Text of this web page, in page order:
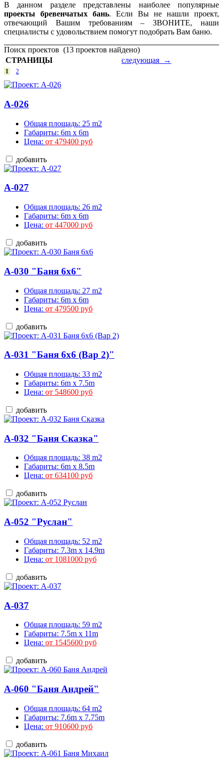
В данном разделе представлены наиболее популярные
проекты бревенчатых бань. Если Вы не нашли проект,
отвечающий Вашим требованиям – ЗВОНИТЕ, наши
специалисты с удовольствием помогут подобрать Вам баню.
Поиск проектов (13 проектов найдено)
СТРАНИЦЫ
следующая →
1 2
A-026
Общая площадь: 25 m2
Габариты: 6m x 6m
Цена: от 479400 руб
добавить
A-027
Общая площадь: 26 m2
Габариты: 6m x 6m
Цена: от 447000 руб
добавить
A-030 "Баня 6х6"
Общая площадь: 27 m2
Габариты: 6m x 6m
Цена: от 479500 руб
добавить
A-031 "Баня 6х6 (Вар 2)"
Общая площадь: 33 m2
Габариты: 6m x 7.5m
Цена: от 548600 руб
добавить
A-032 "Баня Сказка"
Общая площадь: 38 m2
Габариты: 6m x 8.5m
Цена: от 634100 руб
добавить
A-052 "Руслан"
Общая площадь: 52 m2
Габариты: 7.3m x 14.9m
Цена: от 1081000 руб
добавить
A-037
Общая площадь: 59 m2
Габариты: 7.5m x 11m
Цена: от 1545600 руб
добавить
A-060 "Баня Андрей"
Общая площадь: 64 m2
Габариты: 7.6m x 7.75m
Цена: от 910600 руб
добавить